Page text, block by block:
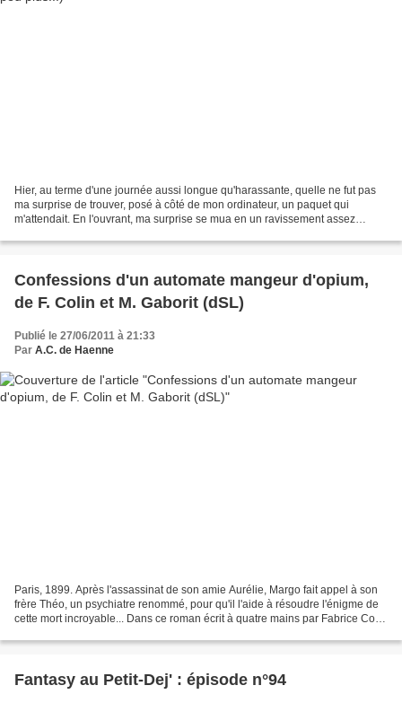
Hier, au terme d'une journée aussi longue qu'harassante, quelle ne fut pas
ma surprise de trouver, posé à côté de mon ordinateur, un paquet qui
m'attendait. En l'ouvrant, ma surprise se mua en un ravissement assez
Confessions d'un automate mangeur d'opium,
de F. Colin et M. Gaborit (dSL)
Publié le 27/06/2011 à 21:33
Par A.C. de Haenne
Paris, 1899. Après l'assassinat de son amie Aurélie, Margo fait appel à son
frère Théo, un psychiatre renommé, pour qu'il l'aide à résoudre l'énigme de
cette mort incroyable... Dans ce roman écrit à quatre mains par Fabrice Colin
Fantasy au Petit-Dej' : épisode n°94